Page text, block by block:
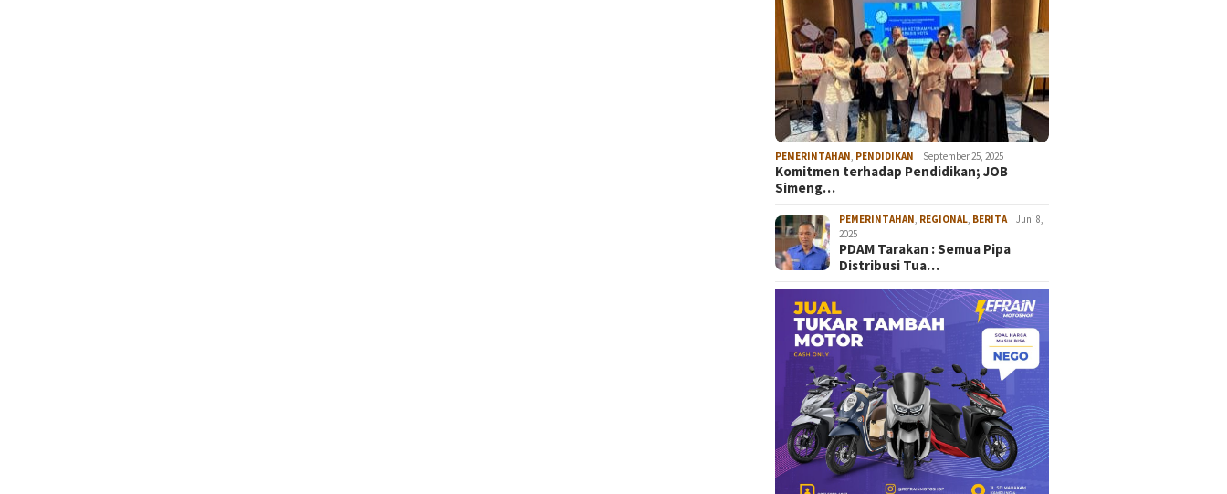
PEMERINTAHAN, PENDIDIKAN September 25, 2025
Komitmen terhadap Pendidikan; JOB
Simeng…
PEMERINTAHAN, REGIONAL, BERITA
Juni 8,
2025
PDAM Tarakan : Semua Pipa
Distribusi Tua…